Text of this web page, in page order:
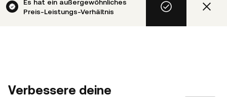
Es hat ein außergewöhnliches
Preis-Leistungs-Verhältnis
Verbessere deine